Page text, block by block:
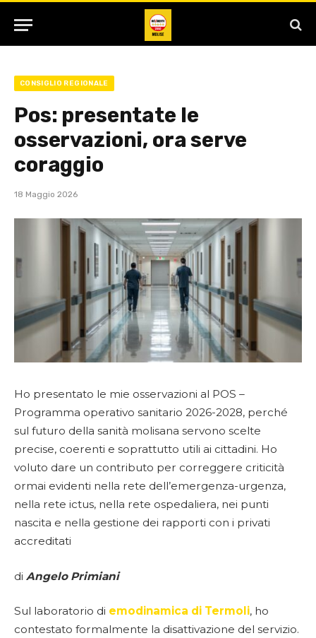
CONSIGLIO REGIONALE
Pos: presentate le
osservazioni, ora serve
coraggio
18 Maggio 2026
Ho presentato le mie osservazioni al POS –
Programma operativo sanitario 2026-2028, perché
sul futuro della sanità molisana servono scelte
precise, coerenti e soprattutto utili ai cittadini. Ho
voluto dare un contributo per correggere criticità
ormai evidenti nella rete dell’emergenza-urgenza,
nella rete ictus, nella rete ospedaliera, nei punti
nascita e nella gestione dei rapporti con i privati
accreditati
di Angelo Primiani
Sul laboratorio di emodinamica di Termoli, ho
contestato formalmente la disattivazione del servizio.